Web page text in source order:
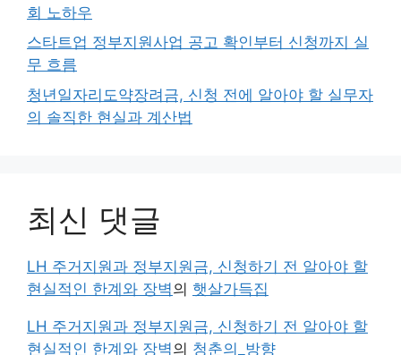
회 노하우
스타트업 정부지원사업 공고 확인부터 신청까지 실
무 흐름
청년일자리도약장려금, 신청 전에 알아야 할 실무자
의 솔직한 현실과 계산법
최신 댓글
LH 주거지원과 정부지원금, 신청하기 전 알아야 할
현실적인 한계와 장벽의 햇살가득집
LH 주거지원과 정부지원금, 신청하기 전 알아야 할
현실적인 한계와 장벽의 청춘의_방향